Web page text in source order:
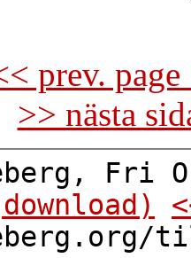
prev.
>> nästa
Fri